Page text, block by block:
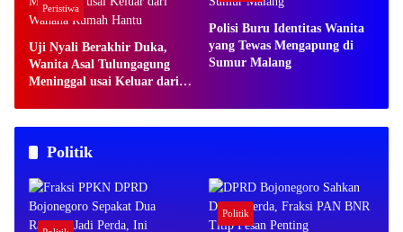
Peristiwa
Uji Nyali Berakhir Duka,
Wanita Asal Tulungagung
Meninggal usai Keluar dari
Polisi Buru Identitas Wanita
yang Tewas Mengapung di
Sumur Malang
Politik
Politik